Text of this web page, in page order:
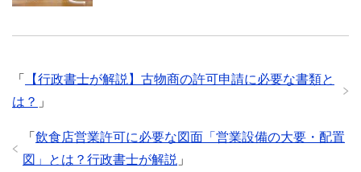
「
【行政書士が解説】古物商の許可申請に必要な書類と
は？ 」
「 飲食店営業許可に必要な図面「営業設備の大要・配置
図」とは？行政書士が解説 」